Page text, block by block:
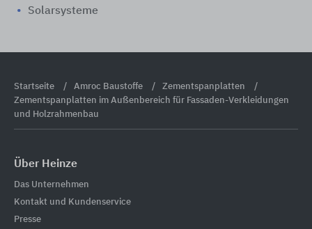
Solarsysteme
Startseite Amroc Baustoffe
Zementspanplatten
Zementspanplatten im Außenbereich für Fassaden-Verkleidungen
und Holzrahmenbau
Über Heinze
Das Unternehmen
Kontakt und Kundenservice
Presse